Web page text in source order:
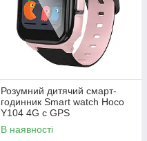
Розумний дитячий смарт-
годинник Smart watch Hoco
Y104 4G c GPS
В наявності